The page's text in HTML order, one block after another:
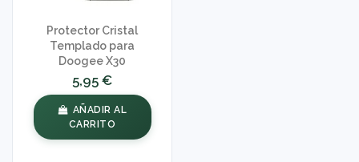
Protector Cristal
Templado para
Doogee X30
5,95 €
AÑADIR AL
CARRITO